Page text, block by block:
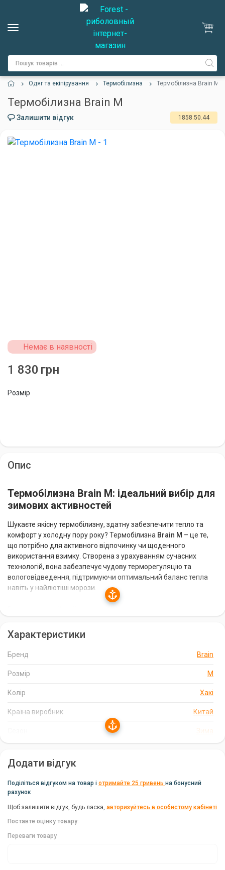
Одяг та екіпірування Термобілизна Термобілизна Brain M
Термобілизна Brain M
Залишити відгук 1858.50.44
Розмір
Немає в наявності
1 830 грн
Опис
Термобілизна Brain M: ідеальний вибір для
зимових активностей
Шукаєте якісну термобілизну, здатну забезпечити тепло та
комфорт у холодну пору року? Термобілизна Brain M – це те,
що потрібно для активного відпочинку чи щоденного
використання взимку. Створена з урахуванням сучасних
технологій, вона забезпечує чудову терморегуляцію та
вологовідведення, підтримуючи оптимальний баланс тепла
навіть у найлютіші морози.
M
свободу рухів та комфортну посадку. Універсальний колір
робить її стильним вибором, який легко поєднується з іншим
Сезон:зима
Характеристики
Бренд Brain
Розмір M
Колір Хакі
Країна виробник Китай
Зима
Додати відгук
Поділіться відгуком на товар і отримайте 25 гривень на бонусний
рахунок
Щоб залишити відгук, будь ласка, авторизуйтесь в особистому кабінеті
Поставте оцінку товару:
Переваги товару